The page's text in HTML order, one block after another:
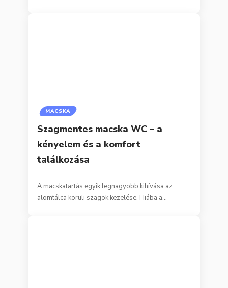
MACSKA
Szagmentes macska WC – a
kényelem és a komfort
találkozása
A macskatartás egyik legnagyobb kihívása az
alomtálca körüli szagok kezelése. Hiába a…